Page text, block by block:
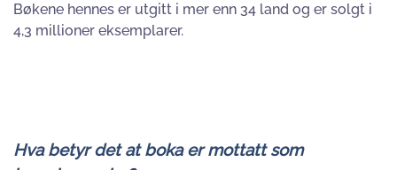
Bøkene hennes er utgitt i mer enn 34 land og er solgt i
4,3 millioner eksemplarer.
Hva betyr det at boka er mottatt som